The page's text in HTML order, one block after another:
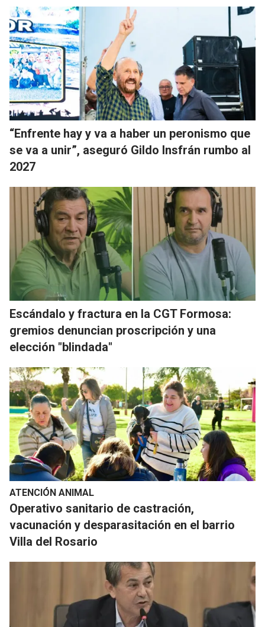
“Enfrente hay y va a haber un peronismo que
se va a unir”, aseguró Gildo Insfrán rumbo al
2027
Escándalo y fractura en la CGT Formosa:
gremios denuncian proscripción y una
elección "blindada"
ATENCIÓN ANIMAL
Operativo sanitario de castración,
vacunación y desparasitación en el barrio
Villa del Rosario